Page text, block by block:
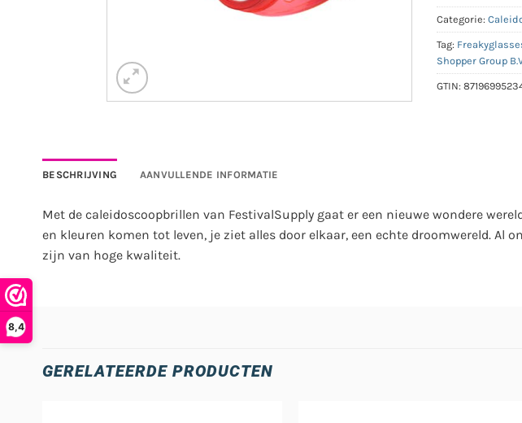
8,4
Categorie:
Tag:
Shopper Group
GTIN:
BESCHRIJVING AANVULLENDE INFORMATIE
Met de caleidoscoopbrillen van FestivalSupply gaat er een nieuwe wondere
en kleuren komen tot leven, je ziet alles door elkaar, een echte droomwereld. Al
zijn van hoge kwaliteit.
GERELATEERDE PRODUCTEN